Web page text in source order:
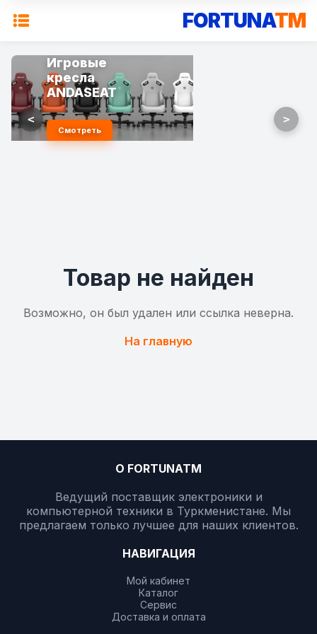
FORTUNATM
Игровые
кресла
ANDASEAT
Смотреть
< >
Товар не найден
Возможно, он был удален или ссылка неверна.
На главную
О FORTUNATM
Ведущий поставщик электроники и
компьютерной техники в Туркменистане. Мы
предлагаем только лучшее для наших клиентов.
НАВИГАЦИЯ
Мой кабинет
Каталог
Сервис
Доставка и оплата